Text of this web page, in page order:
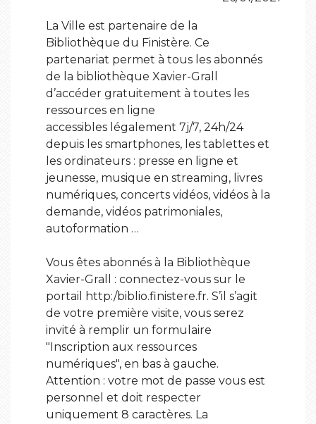
La Ville est partenaire de la
Bibliothèque du Finistère. Ce
partenariat permet à tous les abonnés
de la bibliothèque Xavier-Grall
d’accéder gratuitement à toutes les
ressources en ligne
accessibles légalement 7j/7, 24h/24
depuis les smartphones, les tablettes et
les ordinateurs : presse en ligne et
jeunesse, musique en streaming, livres
numériques, concerts vidéos, vidéos à la
demande, vidéos patrimoniales,
autoformation …
Vous êtes abonnés à la Bibliothèque
Xavier-Grall : connectez-vous sur le
portail http:/biblio.finistere.fr. S’il s’agit
de votre première visite, vous serez
invité à remplir un formulaire
"Inscription aux ressources
numériques", en bas à gauche.
Attention : votre mot de passe vous est
personnel et doit respecter
uniquement 8 caractères. La